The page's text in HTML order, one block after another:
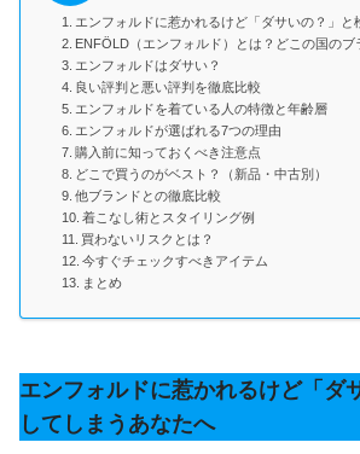
エンフォルドに惹かれるけど「ダサいの？」と
ENFÖLD（エンフォルド）とは？どこの国のブ
エンフォルドはダサい？
良い評判と悪い評判を徹底比較
エンフォルドを着ている人の特徴と年齢層
エンフォルドが選ばれる7つの理由
購入前に知っておくべき注意点
どこで買うのがベスト？（新品・中古別）
他ブランドとの徹底比較
着こなし術とスタイリング例
買わないリスクとは？
今すぐチェックすべきアイテム
まとめ
エンフォルドに惹かれるけど「ダ
してしまうあなたへ